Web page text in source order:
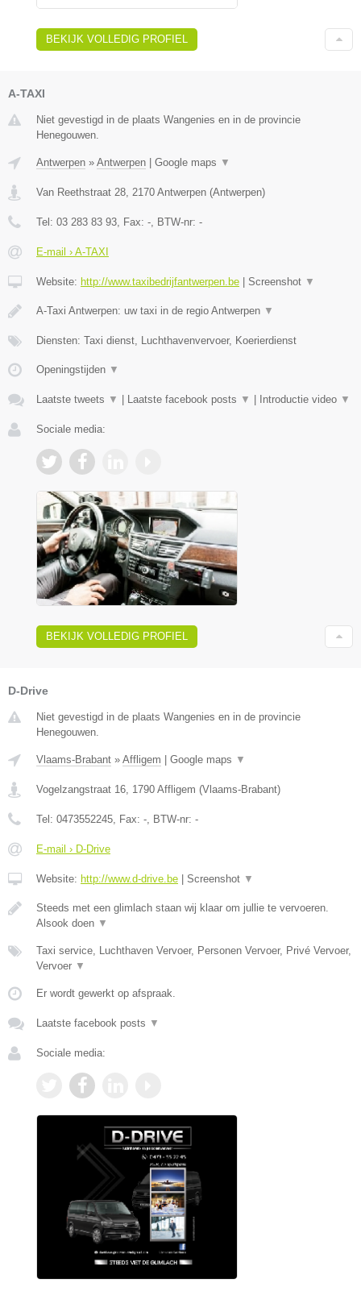
BEKIJK VOLLEDIG PROFIEL
A-TAXI
Niet gevestigd in de plaats Wangenies en in de provincie
Henegouwen.
Antwerpen » Antwerpen Google maps ▼
Van Reethstraat 28, 2170 Antwerpen (Antwerpen)
Tel: 03 283 83 93, Fax: -, BTW-nr: -
E-mail › A-TAXI
Website: http://www.taxibedrijfantwerpen.be Screenshot ▼
A-Taxi Antwerpen: uw taxi in de regio Antwerpen ▼
Diensten: Taxi dienst, Luchthavenvervoer, Koerierdienst
Openingstijden ▼
Laatste tweets ▼ Laatste facebook posts ▼ Introductie video ▼
Sociale media:
BEKIJK VOLLEDIG PROFIEL
D-Drive
Niet gevestigd in de plaats Wangenies en in de provincie
Henegouwen.
Vlaams-Brabant » Affligem Google maps ▼
Vogelzangstraat 16, 1790 Affligem (Vlaams-Brabant)
Tel: 0473552245, Fax: -, BTW-nr: -
E-mail › D-Drive
Website: http://www.d-drive.be Screenshot ▼
Steeds met een glimlach staan wij klaar om jullie te vervoeren.
Alsook doen ▼
Taxi service, Luchthaven Vervoer, Personen Vervoer, Privé Vervoer,
Vervoer ▼
Er wordt gewerkt op afspraak.
Laatste facebook posts ▼
Sociale media: